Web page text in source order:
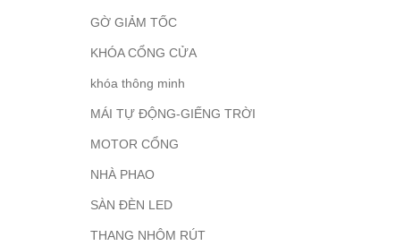
GỜ GIẢM TỐC
KHÓA CỔNG CỬA
khóa thông minh
MÁI TỰ ĐỘNG-GIẾNG TRỜI
MOTOR CỔNG
NHÀ PHAO
SÀN ĐÈN LED
THANG NHÔM RÚT